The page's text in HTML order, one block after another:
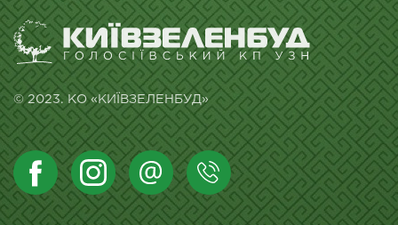
© 2023. КО «КИЇВЗЕЛЕНБУД»